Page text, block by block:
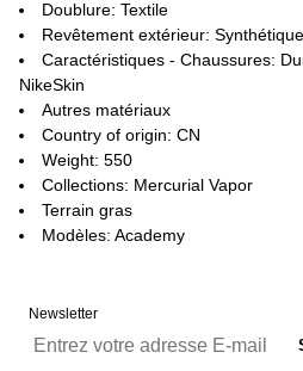
Doublure: Textile
Revêtement extérieur:
Caractéristiques - Chaussures:
NikeSkin
Autres matériaux
Country of origin: CN
Weight: 550
Collections: Mercurial Vapor
Terrain gras
Modèles: Academy
Newsletter